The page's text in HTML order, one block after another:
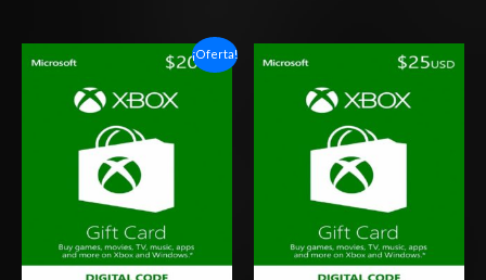
¡Oferta!
precio
original
era:
$22.99.
es: